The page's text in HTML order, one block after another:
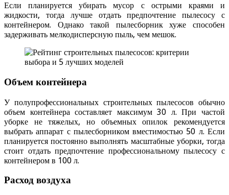
Если планируется убирать мусор с острыми краями и
жидкости, тогда лучше отдать предпочтение пылесосу с
контейнером. Однако такой пылесборник хуже способен
задерживать мелкодисперсную пыль, чем мешок.
Объем контейнера
У полупрофессиональных строительных пылесосов обычно
объем контейнера составляет максимум 30 л. При частой
уборке не тяжелых, но объемных опилок рекомендуется
выбрать аппарат с пылесборником вместимостью 50 л. Если
планируется постоянно выполнять масштабные уборки, тогда
стоит отдать предпочтение профессиональному пылесосу с
контейнером в 100 л.
Расход воздуха